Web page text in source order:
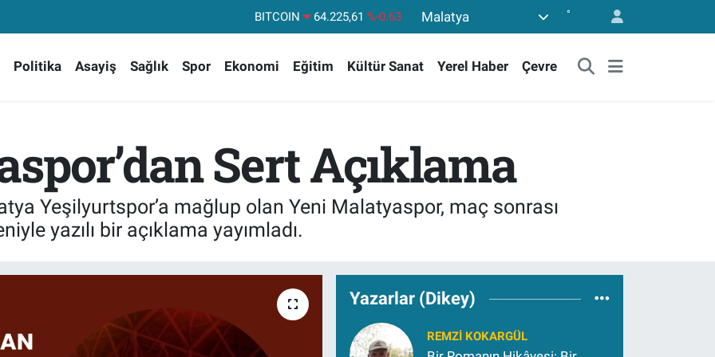
DOLAR 47,7143 %0.16
STERLİN
64,2463 %0.07
BITCOIN
64.225,61 %-0.63
Malatya °
Politika Asayiş Sağlık Spor Ekonomi Eğitim Kültür Sanat Yerel Haber Çevre
Sert Açıklama
Yeşilyurtspor’a mağlup olan Yeni Malatyaspor, maç sonrası
yazılı bir açıklama yayımladı.
Yazarlar (Dikey)
REMZI KOKARGÜL